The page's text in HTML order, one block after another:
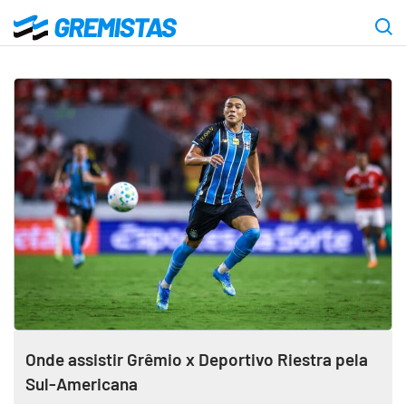
para
conteúdo
principal
Gremistas
Onde assistir Grêmio x Deportivo Riestra pela
Sul-Americana